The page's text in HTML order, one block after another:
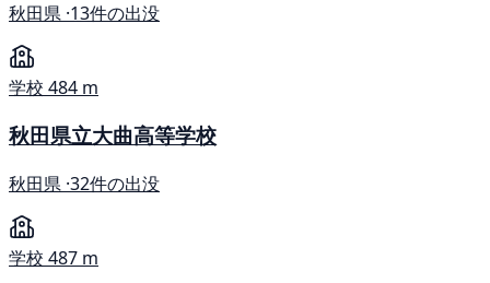
秋田県 ·13件の出没
学校 484 m
秋田県立大曲高等学校
秋田県 ·32件の出没
学校 487 m